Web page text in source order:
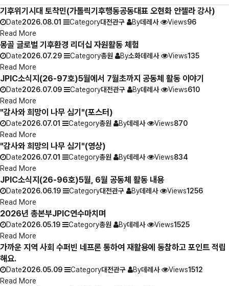
기후위기시대 토착민(가톨릭기후행동공동대표 오현화 안젤라 강사)
Date2026.08.01 Category대전관구 By데레사 Views96
Read More
몽골 글로벌 기후환경 리더십 자원활동 체험
Date2026.07.29 Category총원 By소화데레사 Views135
Read More
JPIC소식지(26-97호)5월에서 7월초까지 공동체 활동 이야기
Date2026.07.09 Category대전관구 By데레사 Views610
Read More
"감사와 희망이 나무 심기"(포스터)
Date2026.07.01 Category총원 By데레사 Views870
Read More
"감사와 희망의 나무 심기"(영상)
Date2026.07.01 Category총원 By데레사 Views834
Read More
JPIC소식지(26-96호)5월, 6월 공동체 활동 내용
Date2026.06.19 Category대전관구 By데레사 Views1256
Read More
2026년 총본부JPIC연수마치며
Date2026.05.19 Category총원 By데레사 Views1525
Read More
가까운 지역 사회 수퍼빈 네프론 통하여 재활용에 동참하고 포인트 적립
해요.
Date2026.05.09 Category대전관구 By데레사 Views1512
Read More